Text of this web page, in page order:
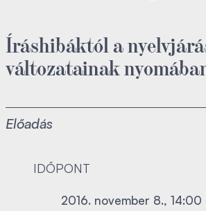
Íráshibáktól a
változatainak
Előadás
IDŐPONT
2016. november 8., 14:00